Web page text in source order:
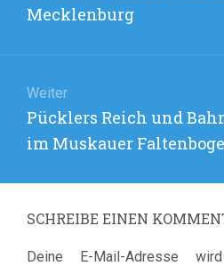
Beitrag:
Mecklenburg
Weiter
Nächster
Beitrag:
Pücklers Reich und
im Muskauer
SCHREIBE EINEN
Deine E-Mail-Adresse